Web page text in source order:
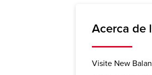
Acerca de
Visite New